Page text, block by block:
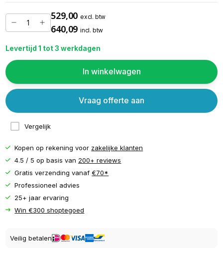
529,00 excl. btw
640,09 incl. btw
Levertijd 1 tot 3 werkdagen
In winkelwagen
Vergelijk
Vraag offerte aan
Kopen op rekening voor zakelijke klanten
4.5 / 5 op basis van 200+ reviews
Gratis verzending vanaf€70*
Professioneel advies
25+ jaar ervaring
Win €300 shoptegoed
Veilig betalen